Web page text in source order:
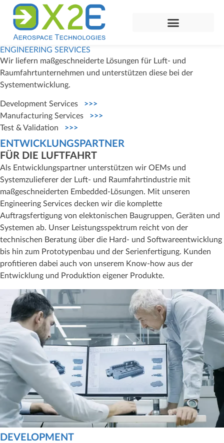
ENGINEERING SERVICES
Wir liefern maßgeschneiderte Lösungen für Luft- und
Raumfahrtunternehmen und unterstützen diese bei der
Systementwicklung.
Development Services
>>>
Manufacturing Services
>>>
Test & Validation
>>>
ENTWICKLUNGSPARTNER
FÜR DIE LUFTFAHRT
Als Entwicklungspartner unterstützen wir OEMs und
Systemzulieferer der Luft- und Raumfahrtindustrie mit
maßgeschneiderten Embedded-Lösungen. Mit unseren
Engineering Services decken wir die komplette
Auftragsfertigung von elektonischen Baugruppen, Geräten und
Systemen ab. Unser Leistungsspektrum reicht von der
technischen Beratung über die Hard- und Softwareentwicklung
bis hin zum Prototypenbau und der Serienfertigung. Kunden
profitieren dabei auch von unserem Know-how aus der
Entwicklung und Produktion eigener Produkte.
DEVELOPMENT